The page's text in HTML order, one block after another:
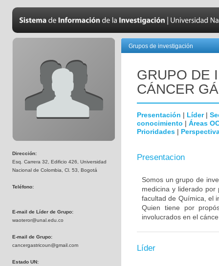
Dirección:
Esq. Carrera 32, Edificio 426, Universidad
Nacional de Colombia, Cl. 53, Bogotá
Teléfono:
E-mail de Líder de Grupo:
waoteror@unal.edu.co
E-mail de Grupo:
cancergastricoun@gmail.com
Estado UN:
Grupos de investigación
GRUPO DE
CÁNCER
Presentación | Líder|
conocimiento | Áreas
Prioridades |
Presentacion
Somos un grupo de
medicina y liderado por
facultad de Química, el
Quien tiene por
involucrados en el
Líder